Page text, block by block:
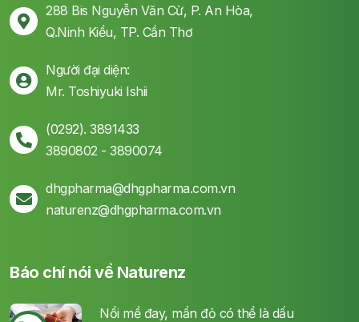
288 Bis Nguyễn Văn Cừ, P. An Hòa,
Q.Ninh Kiều, TP. Cần Thơ
Người đại diện:
Mr. Toshiyuki Ishii
(0292). 3891433
3890802 - 3890074
dhgpharma@dhgpharma.com.vn
naturenz@dhgpharma.com.vn
Báo chí nói về Naturenz
Nổi mề đay, mẩn đỏ có thể là dấu